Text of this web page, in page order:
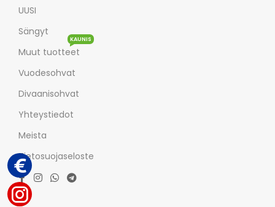
UUSI
Sängyt
Muut tuotteet
KAUNIS
Vuodesohvat
Divaanisohvat
Yhteystiedot
Meista
Tietosuojaseloste